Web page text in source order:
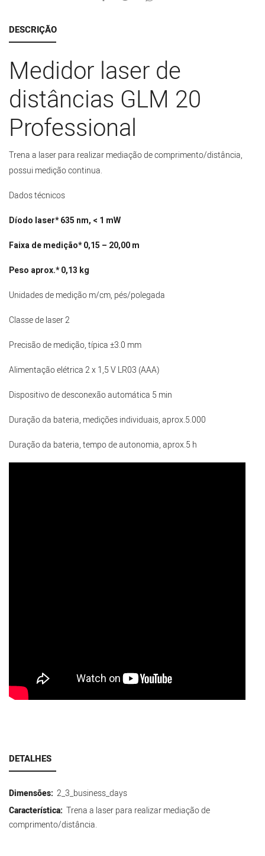
DESCRIÇÃO
Medidor laser de
distâncias GLM 20
Professional
Trena a laser para realizar mediação de comprimento/distância,
possui medição continua.
Dados técnicos
Díodo laser*635 nm, < 1 mW
Faixa de medição*0,15 – 20,00m
Peso aprox.*0,13 kg
Unidades de medição m/cm, pés/polegada
Classe de laser 2
Precisão de medição, típica ±3.0 mm
Alimentação elétrica 2 x 1,5 V LR03 (AAA)
Dispositivo de desconexão automática 5 min
Duração da bateria, medições individuais, aprox.5.000
Duração da bateria, tempo de autonomia, aprox.5 h
DETALHES
Dimensões: 2_3_business_days
Característica: Trena a laser para realizar mediação de
comprimento/distância.